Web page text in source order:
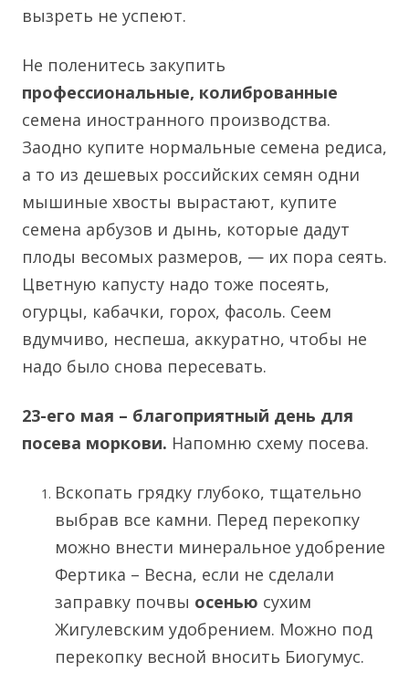
вызреть не успеют.
Не поленитесь закупить
профессиональные, колиброванные
семена иностранного производства.
Заодно купите нормальные семена редиса,
а то из дешевых российских семян одни
мышиные хвосты вырастают, купите
семена арбузов и дынь, которые дадут
плоды весомых размеров, — их пора сеять.
Цветную капусту надо тоже посеять,
огурцы, кабачки, горох, фасоль. Сеем
вдумчиво, неспеша, аккуратно, чтобы не
надо было снова пересевать.
23-его мая – благоприятный день для
посева моркови. Напомню схему посева.
Вскопать грядку глубоко, тщательно
выбрав все камни. Перед перекопку
можно внести минеральное удобрение
Фертика – Весна, если не сделали
заправку почвы осенью сухим
Жигулевским удобрением. Можно под
перекопку весной вносить Биогумус.